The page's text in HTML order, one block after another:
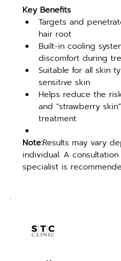
Key Benefits
Targets and
hair root
Built-in cooling
discomfort during
Suitable for all skin
sensitive skin
Helps reduce the
and “strawberry
treatment
Note:Results may vary
individual. A
specialist is